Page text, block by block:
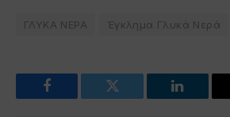
ΓΛΥΚΑ ΝΕΡΑ Έγκλημα Γλυκά Νερά
Facebook Twitter LinkedIn